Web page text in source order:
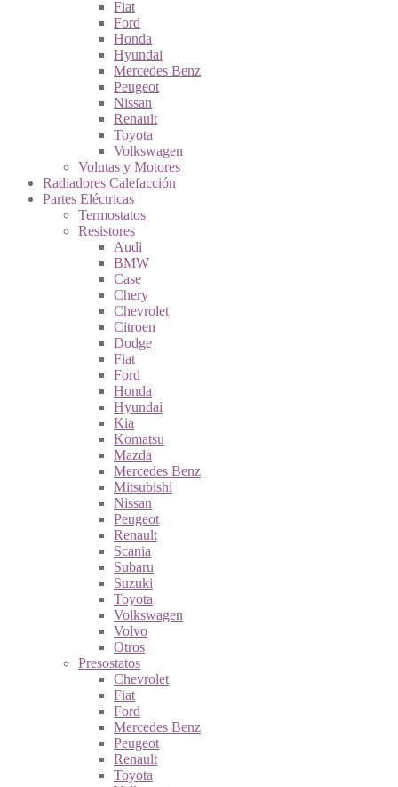
Fiat
Ford
Honda
Hyundai
Mercedes Benz
Peugeot
Nissan
Renault
Toyota
Volkswagen
Volutas y Motores
Radiadores Calefacción
Partes Eléctricas
Termostatos
Resistores
Audi
BMW
Case
Chery
Chevrolet
Citroen
Dodge
Fiat
Ford
Honda
Hyundai
Kia
Komatsu
Mazda
Mercedes Benz
Mitsubishi
Nissan
Peugeot
Renault
Scania
Subaru
Suzuki
Toyota
Volkswagen
Volvo
Otros
Presostatos
Chevrolet
Fiat
Ford
Mercedes Benz
Peugeot
Renault
Toyota